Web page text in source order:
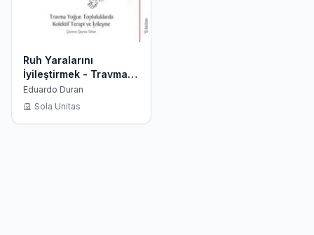
Ruh Yaralarını
İyileştirmek - Travma
Yoğun Topluluklarda
Kolektif Terapi ve
Eduardo Duran
Sola Unitas